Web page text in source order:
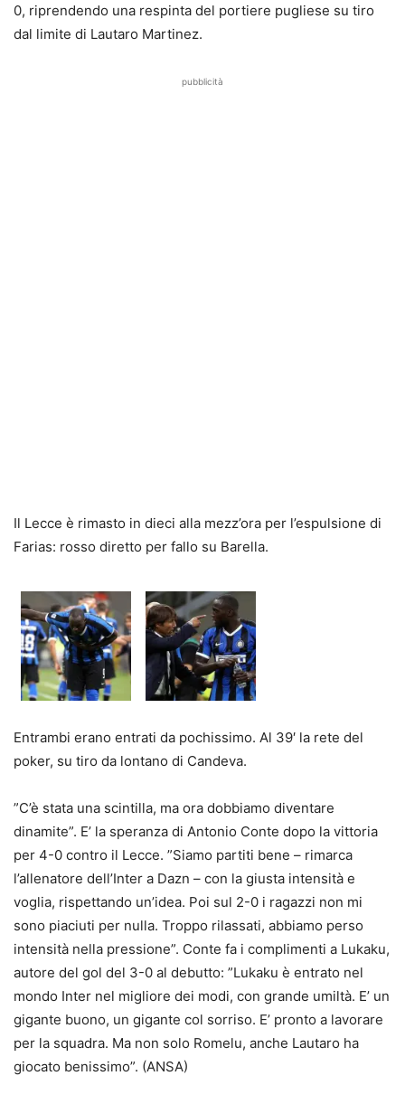
0, riprendendo una respinta del portiere pugliese su tiro
dal limite di Lautaro Martinez.
pubblicità
Il Lecce è rimasto in dieci alla mezz’ora per l’espulsione di
Farias: rosso diretto per fallo su Barella.
Entrambi erano entrati da pochissimo. Al 39′ la rete del
poker, su tiro da lontano di Candeva.
”C’è stata una scintilla, ma ora dobbiamo diventare
dinamite”. E’ la speranza di Antonio Conte dopo la vittoria
per 4-0 contro il Lecce. ”Siamo partiti bene – rimarca
l’allenatore dell’Inter a Dazn – con la giusta intensità e
voglia, rispettando un’idea. Poi sul 2-0 i ragazzi non mi
sono piaciuti per nulla. Troppo rilassati, abbiamo perso
intensità nella pressione”. Conte fa i complimenti a Lukaku,
autore del gol del 3-0 al debutto: ”Lukaku è entrato nel
mondo Inter nel migliore dei modi, con grande umiltà. E’ un
gigante buono, un gigante col sorriso. E’ pronto a lavorare
per la squadra. Ma non solo Romelu, anche Lautaro ha
giocato benissimo”. (ANSA)